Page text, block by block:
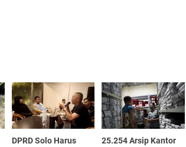
DPRD Solo Harus
25.254 Arsip Kantor